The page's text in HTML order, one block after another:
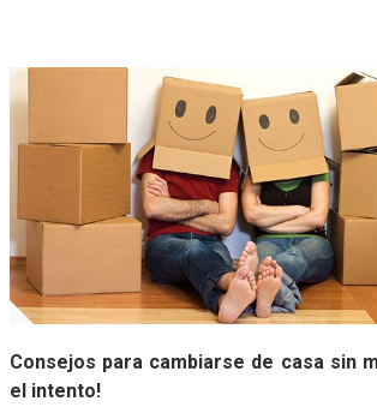
Consejos para cambiarse de casa sin
el intento!